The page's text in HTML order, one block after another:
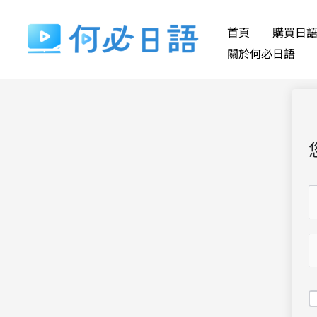
要
首頁 購買日
關於何必日語